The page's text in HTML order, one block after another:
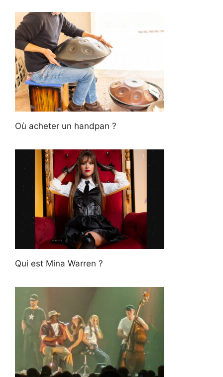
Où acheter un handpan ?
Qui est Mina Warren ?